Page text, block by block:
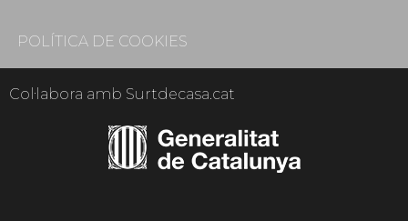
POLÍTICA DE COOKIES
Col·labora amb Surtdecasa.cat